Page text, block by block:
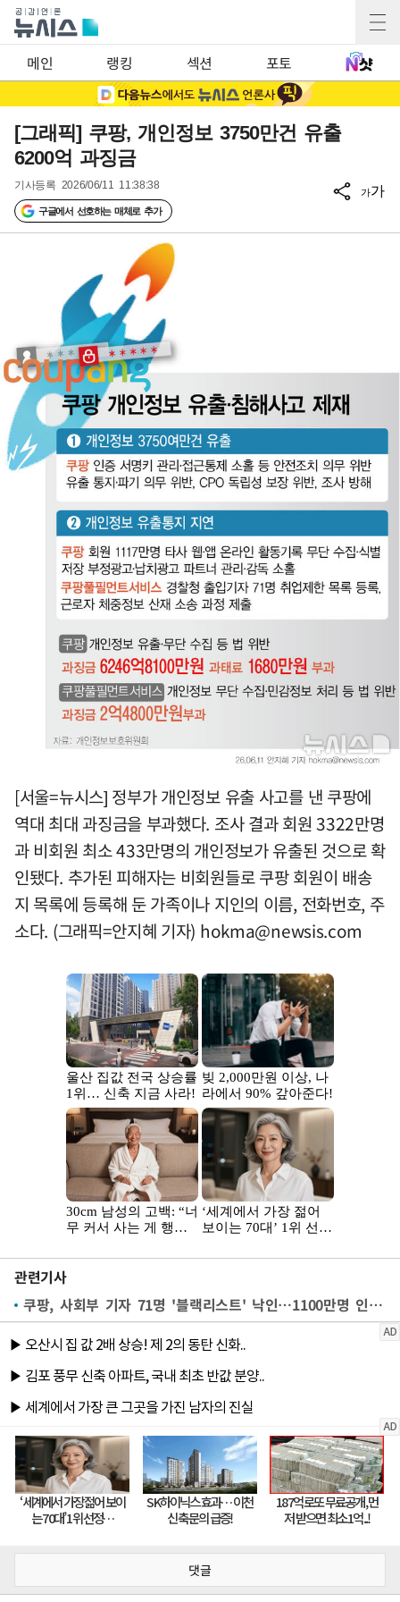
메인 랭킹 섹션 포토
[그래픽] 쿠팡, 개인정보 3750만건 유출
6200억 과징금
기사등록 2026/06/11 11:38:38
구글에서 선호하는 매체로 추가
가가
[서울=뉴시스] 정부가 개인정보 유출 사고를 낸 쿠팡에
역대 최대 과징금을 부과했다. 조사 결과 회원 3322만명
과 비회원 최소 433만명의 개인정보가 유출된 것으로 확
인됐다. 추가된 피해자는 비회원들로 쿠팡 회원이 배송
지 목록에 등록해 둔 가족이나 지인의 이름, 전화번호, 주
소다. (그래픽=안지혜 기자) hokma@newsis.com
관련기사
쿠팡, 사회부 기자 71명 '블랙리스트' 낙인…1100만명 인터넷 활동기록도 무단 저장까지
댓글